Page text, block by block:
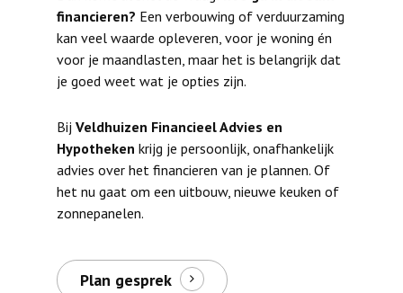
financieren? Een verbouwing of verduurzaming
kan veel waarde opleveren, voor je woning én
voor je maandlasten, maar het is belangrijk dat
je goed weet wat je opties zijn.
Bij Veldhuizen Financieel Advies en
Hypotheken krijg je persoonlijk, onafhankelijk
advies over het financieren van je plannen. Of
het nu gaat om een uitbouw, nieuwe keuken of
zonnepanelen.
Plan gesprek